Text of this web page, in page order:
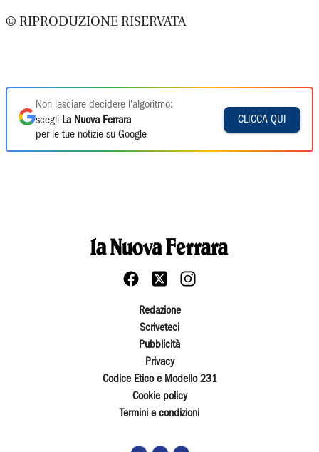
© RIPRODUZIONE RISERVATA
Non lasciare decidere l'algoritmo:
scegli La Nuova Ferrara
per le tue notizie su Google
CLICCA QUI
Redazione
Scriveteci
Pubblicità
Privacy
Codice Etico e Modello 231
Cookie policy
Termini e condizioni